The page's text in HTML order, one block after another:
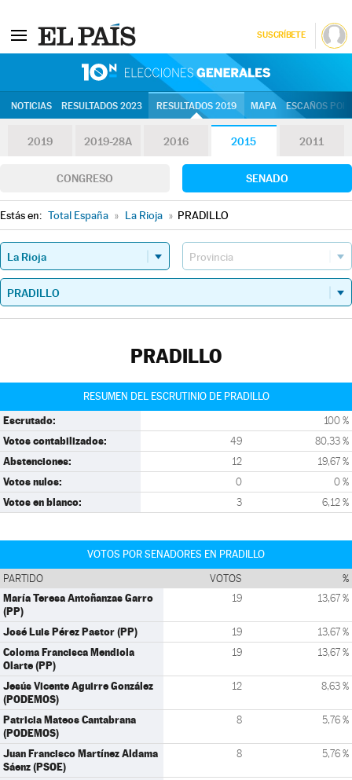
SUSCRÍBETE
NOTICIAS RESULTADOS 2023 RESULTADOS 2019 MAPA ESCAÑOS
2019 2019-28A 2016 2015 2011
CONGRESO SENADO
Estás en: Total España » La Rioja » PRADILLO
PRADILLO
RESUMEN DEL ESCRUTINIO DE PRADILLO
Escrutado: 100 %
Votos contabilizados: 49 80,33 %
Abstenciones: 12 19,67 %
Votos nulos: 0 0 %
Votos en blanco: 3 6,12 %
VOTOS POR SENADORES EN PRADILLO
PARTIDO VOTOS %
María Teresa Antoñanzas Garro
(PP)
19 13,67 %
José Luis Pérez Pastor (PP) 19 13,67 %
Coloma Francisca Mendiola
Olarte (PP)
19 13,67 %
Jesús Vicente Aguirre González
(PODEMOS)
12 8,63 %
Patricia Mateos Cantabrana
(PODEMOS)
8 5,76 %
Juan Francisco Martínez Aldama
Sáenz (PSOE)
8 5,76 %